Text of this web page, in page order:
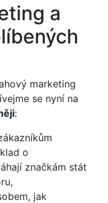
a
marketing
se nyní na
:
o
značkám stát
jak